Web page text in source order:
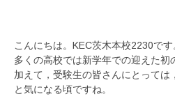
こんにちは。KEC茨木本校2230です
多くの高校では新学年での迎えた初
加えて，受験生の皆さんにとって
と気になる頃ですね。